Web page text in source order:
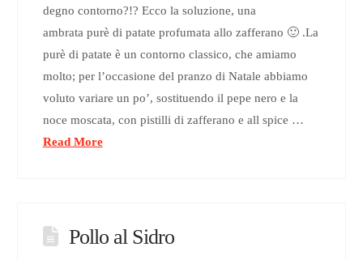
degno contorno?!? Ecco la soluzione, una
ambrata purè di patate profumata allo zafferano 🙂 .La
purè di patate è un contorno classico, che amiamo
molto; per l’occasione del pranzo di Natale abbiamo
voluto variare un po’, sostituendo il pepe nero e la
noce moscata, con pistilli di zafferano e all spice …
Read More
Pollo al Sidro